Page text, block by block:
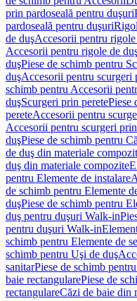
prin pardoseală pentru duşuri
pardoseală pentru duşuri
de duşAccesorii pentru rigole
Accesorii pentru rigole de
duşPiese de schimb pentru
duşAccesorii pentru scurgeri
schimb pentru Accesorii
duşScurgeri prin peretePiese
pereteAccesorii pentru
Accesorii pentru scurgeri
duşPiese de schimb pentru
de duş din materiale
duş din materiale compozite
pentru Elemente de instalare
de schimb pentru Elemente
duşPiese de schimb pentru
duş pentru duşuri Walk-in
pentru duşuri Walk-in
schimb pentru Elemente de
schimb pentru Uşi de duş
sanitarPiese de schimb
baie rectangularePiese de
rectangulareCăzi de baie din